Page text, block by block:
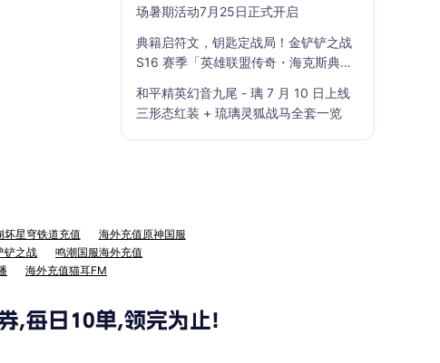
场暑期活动7月25日正式开启
典籍启符文，钥匙定战局！金铲铲之战
S16 赛季「英雄联盟传奇・海克斯典
和平精英幻音九尾 - 璃 7 月 10 日上线
三形态红装 + 琉璃灵狐战马全套一览
坏星穹铁道充值
海外充值原神国服
铲之战
鸣潮国服海外充值
海外充值猫耳FM